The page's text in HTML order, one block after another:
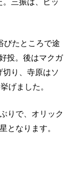
びたところで途
投。後はマクガ
り、寺原はソ
げました。
りで、オリック
となります。